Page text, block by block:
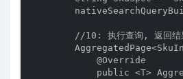
//10: 执行查询, 返回结
            @Override
public <T>